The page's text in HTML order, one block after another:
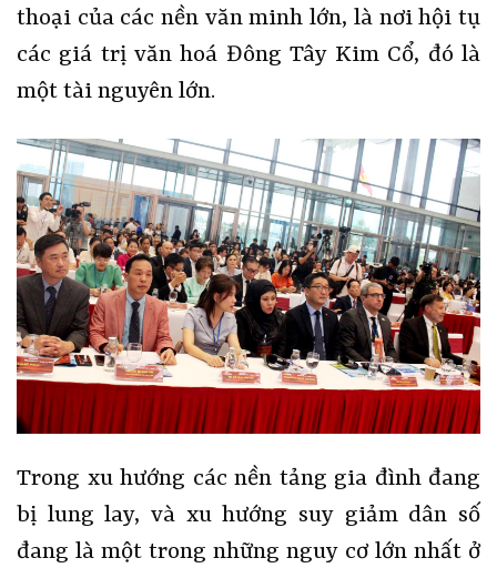
thoại của các nền văn minh lớn, là nơi hội tụ
các giá trị văn hoá Đông Tây Kim Cổ, đó là
một tài nguyên lớn.
Trong xu hướng các nền tảng gia đình đang
bị lung lay, và xu hướng suy giảm dân số
đang là một trong những nguy cơ lớn nhất ở